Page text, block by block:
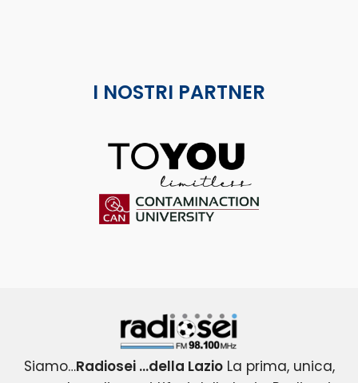
I NOSTRI PARTNER
ToYou
Radiosei 98.100 FM
Siamo…Radiosei …della LazioLa prima, unica,